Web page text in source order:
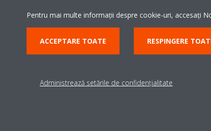
detalii Ai nevoie de
Pentru mai multe informații despre cookie-uri, accesați
ACCEPTARE TOATE RESPINGERE
Administrează setările de confidențialitate